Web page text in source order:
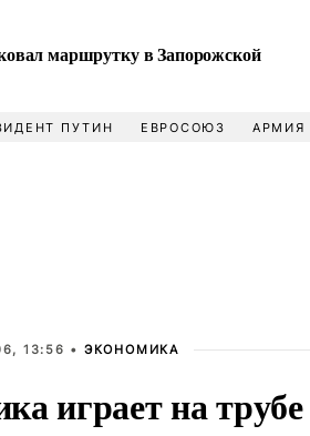
маршрутку в Запорожской
ПУТИН ЕВРОСОЮЗ АРМИЯ
13:56 • ЭКОНОМИКА
играет на трубе